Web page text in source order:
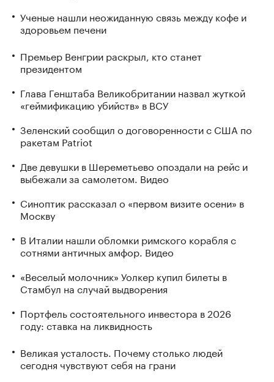
Ученые нашли неожиданную связь между кофе и
здоровьем печени
Премьер Венгрии раскрыл, кто станет
президентом
Глава Генштаба Великобритании назвал жуткой
«геймификацию убийств» в ВСУ
Зеленский сообщил о договоренности с США по
ракетам Patriot
Две девушки в Шереметьево опоздали на рейс и
выбежали за самолетом. Видео
Синоптик рассказал о «первом визите осени» в
Москву
В Италии нашли обломки римского корабля с
сотнями античных амфор. Видео
«Веселый молочник» Уолкер купил билеты в
Стамбул на случай выдворения
Портфель состоятельного инвестора в 2026
году: ставка на ликвидность
Великая усталость. Почему столько людей
сегодня чувствуют себя на грани